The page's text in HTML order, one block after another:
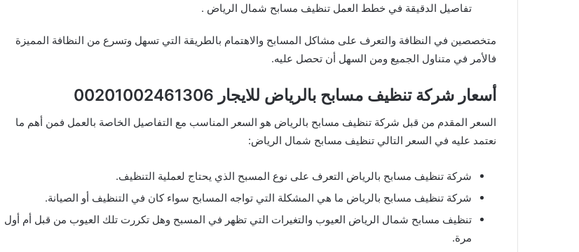
تفاصيل الدقيقة في خطط العمل تنظيف مسابح شمال الرياض .
متخصصين في النظافة والتعرف على مشاكل المسابح والاهتمام بالطريقة التي تسهل وتسرع من النظافة المميزة
فالأمر في متناول الجميع ومن السهل أن تحصل عليه.
أسعار شركة تنظيف مسابح بالرياض للايجار 00201002461306
السعر المقدم من قبل شركة تنظيف مسابح بالرياض هو السعر المناسب مع التفاصيل الخاصة بالعمل فمن أهم ما
نعتمد عليه في السعر التالي تنظيف مسابح شمال الرياض:
شركة تنظيف مسابح بالرياض التعرف على نوع المسبح الذي يحتاج لعملية التنظيف.
شركة تنظيف مسابح بالرياض ما هي المشكلة التي تواجه المسابح سواء كان في التنظيف أو الصيانة.
تنظيف مسابح شمال الرياض العيوب والتغيرات التي تظهر في المسبح وهل تكررت تلك العيوب من قبل أم أول
مرة.